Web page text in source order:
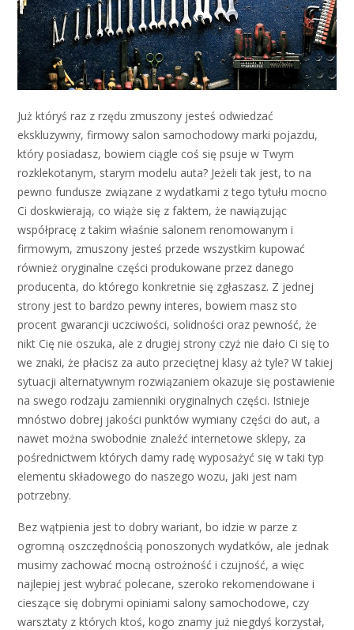
Już któryś raz z rzędu zmuszony jesteś odwiedzać
ekskluzywny, firmowy salon samochodowy marki pojazdu,
który posiadasz, bowiem ciągle coś się psuje w Twym
rozklekotanym, starym modelu auta? Jeżeli tak jest, to na
pewno fundusze związane z wydatkami z tego tytułu mocno
Ci doskwierają, co wiąże się z faktem, że nawiązując
współpracę z takim właśnie salonem renomowanym i
firmowym, zmuszony jesteś przede wszystkim kupować
również oryginalne części produkowane przez danego
producenta, do którego konkretnie się zgłaszasz. Z jednej
strony jest to bardzo pewny interes, bowiem masz sto
procent gwarancji uczciwości, solidności oraz pewność, że
nikt Cię nie oszuka, ale z drugiej strony czyż nie dało Ci się to
we znaki, że płacisz za auto przeciętnej klasy aż tyle? W takiej
sytuacji alternatywnym rozwiązaniem okazuje się postawienie
na swego rodzaju zamienniki oryginalnych części. Istnieje
mnóstwo dobrej jakości punktów wymiany części do aut, a
nawet można swobodnie znaleźć internetowe sklepy, za
pośrednictwem których damy radę wyposażyć się w taki typ
elementu składowego do naszego wozu, jaki jest nam
potrzebny.
Bez wątpienia jest to dobry wariant, bo idzie w parze z
ogromną oszczędnością ponoszonych wydatków, ale jednak
musimy zachować mocną ostrożność i czujność, a więc
najlepiej jest wybrać polecane, szeroko rekomendowane i
cieszące się dobrymi opiniami salony samochodowe, czy
warsztaty z których ktoś, kogo znamy już niegdyś korzystał,